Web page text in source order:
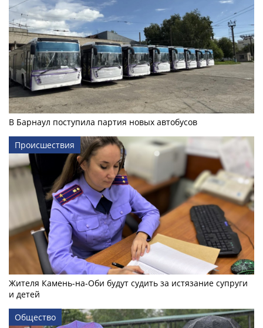
В Барнаул поступила партия новых автобусов
Происшествия
Жителя Камень-на-Оби будут судить за истязание супруги
и детей
Общество